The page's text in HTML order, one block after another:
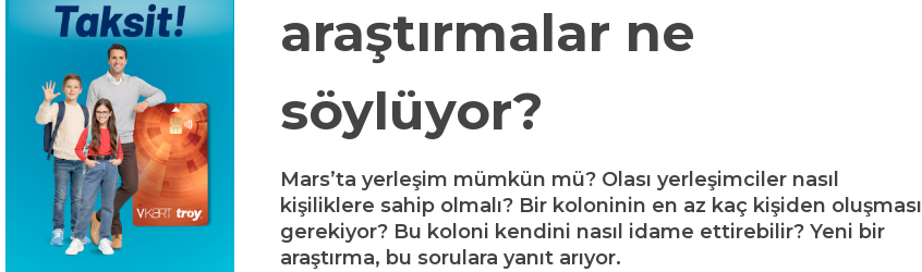
araştırmalar ne
söylüyor?
Mars’ta yerleşim mümkün mü? Olası yerleşimciler nasıl
kişiliklere sahip olmalı? Bir koloninin en az kaç kişiden oluşması
gerekiyor? Bu koloni kendini nasıl idame ettirebilir? Yeni bir
araştırma, bu sorulara yanıt arıyor.